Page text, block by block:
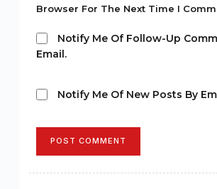
Browser For The Next Time I
Notify Me Of Follow-Up
Email.
Notify Me Of New Posts By
POST COMMENT